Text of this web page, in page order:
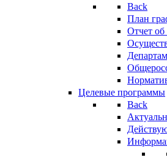
Back
План
Отчет об
Целевые программы
Back